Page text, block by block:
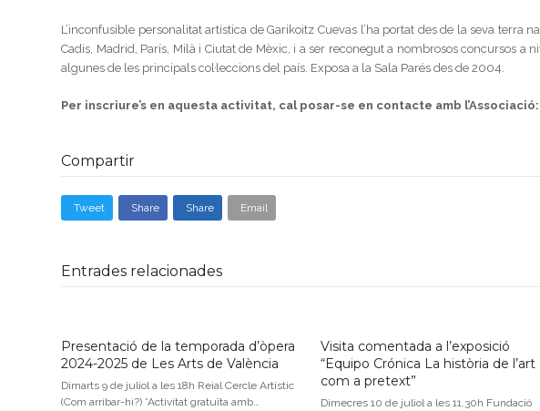
L’inconfusible personalitat artística de Garikoitz Cuevas l’ha portat des de la seva terra
Cadis, Madrid, París, Milà i Ciutat de Mèxic, i a ser reconegut a nombrosos concursos a
algunes de les principals col·leccions del país. Exposa a la Sala Parés des de 2004.
Per inscriure’s en aquesta activitat, cal posar-se en contacte amb l’Associació:
Compartir
Tweet Share Share Email
Entrades relacionades
Presentació de la temporada d’òpera
2024-2025 de Les Arts de València
Dimarts 9 de juliol a les 18h Reial Cercle Artístic
(Com arribar-hi?) *Activitat gratuïta amb…
Visita comentada a l’exposició
“Equipo Crónica La història de l’art
com a pretext”
Dimecres 10 de juliol a les 11.30h Fundació